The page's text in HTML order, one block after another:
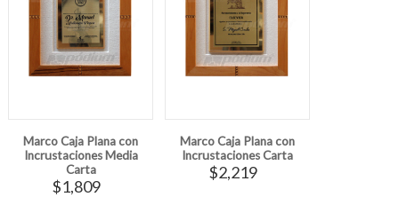
Marco Caja Plana con
Incrustaciones Media
Carta
$1,809
Marco Caja Plana con
Incrustaciones Carta
$2,219